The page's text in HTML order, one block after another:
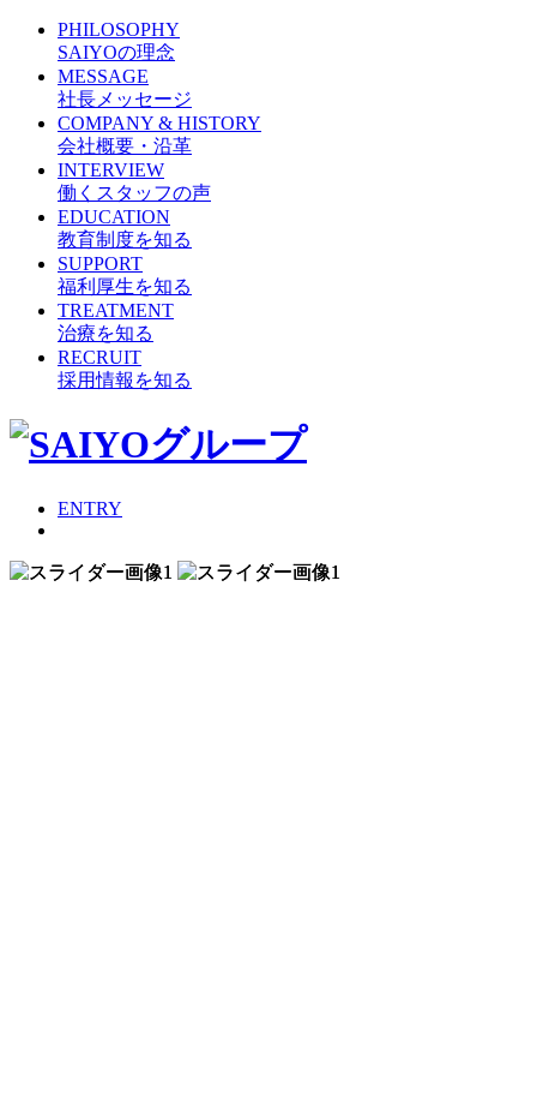
PHILOSOPHY
SAIYOの理念
MESSAGE
社長メッセージ
COMPANY & HISTORY
会社概要・沿革
INTERVIEW
働くスタッフの声
EDUCATION
教育制度を知る
SUPPORT
福利厚生を知る
TREATMENT
治療を知る
RECRUIT
採用情報を知る
ENTRY